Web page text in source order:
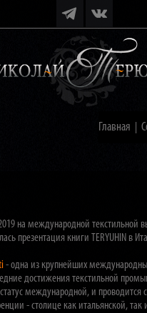
Главная
на международной текстильной
презентация книги TERYUHIN в
- одна из крупнейших
достижения текстильной
международной, и проводится
- столице как итальянской,